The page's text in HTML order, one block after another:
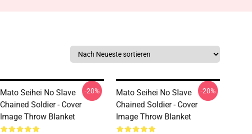
Mato Seihei No Slave
Chained Soldier - Cover
Image Throw Blanket
-20%
Mato Seihei No Slave
Chained Soldier - Cover
Image Throw Blanket
-20%